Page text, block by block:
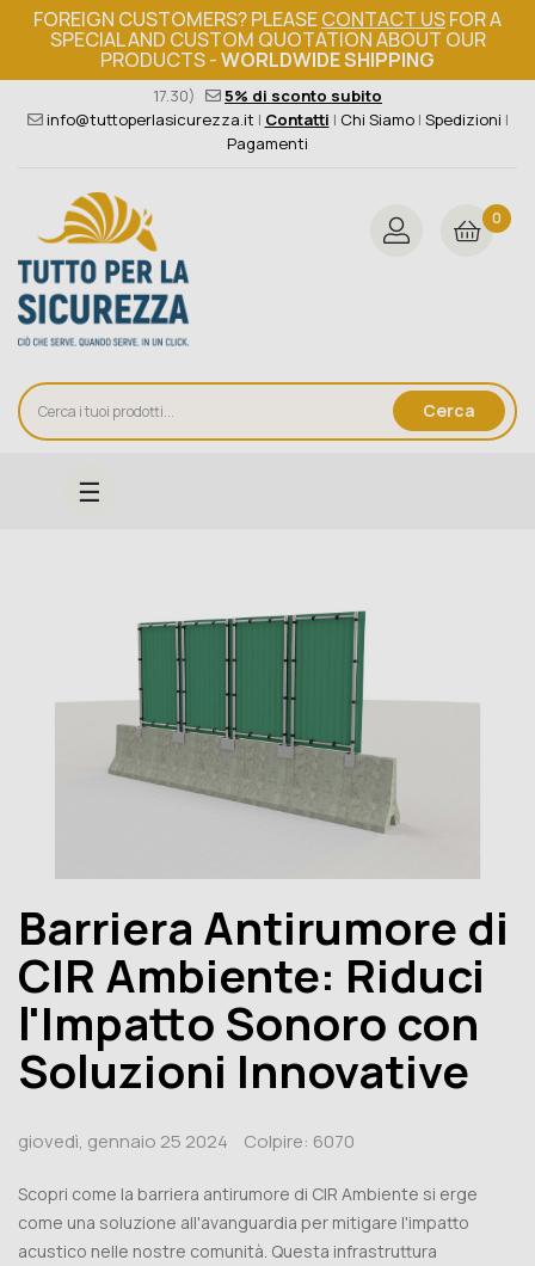
FOREIGN CUSTOMERS? PLEASECONTACT USFOR A
SPECIAL AND CUSTOM QUOTATION ABOUT OUR
PRODUCTS -WORLDWIDE SHIPPING
Ordine minimo 149€+iva 376 004 4000(Lun - Ven / 8.30 -
17.30)
5% di sconto subito
info@tuttoperlasicurezza.it | Contatti | Chi Siamo| Spedizioni |
Pagamenti
Cerca
0
navigazione
☰
Barriera Antirumore di
CIR Ambiente: Riduci
l'Impatto Sonoro con
Soluzioni Innovative
giovedì, gennaio 25 2024 Colpire: 6070
Scopri come la barriera antirumore di CIR Ambiente si erge
come una soluzione all'avanguardia per mitigare l'impatto
acustico nelle nostre comunità. Questa infrastruttura